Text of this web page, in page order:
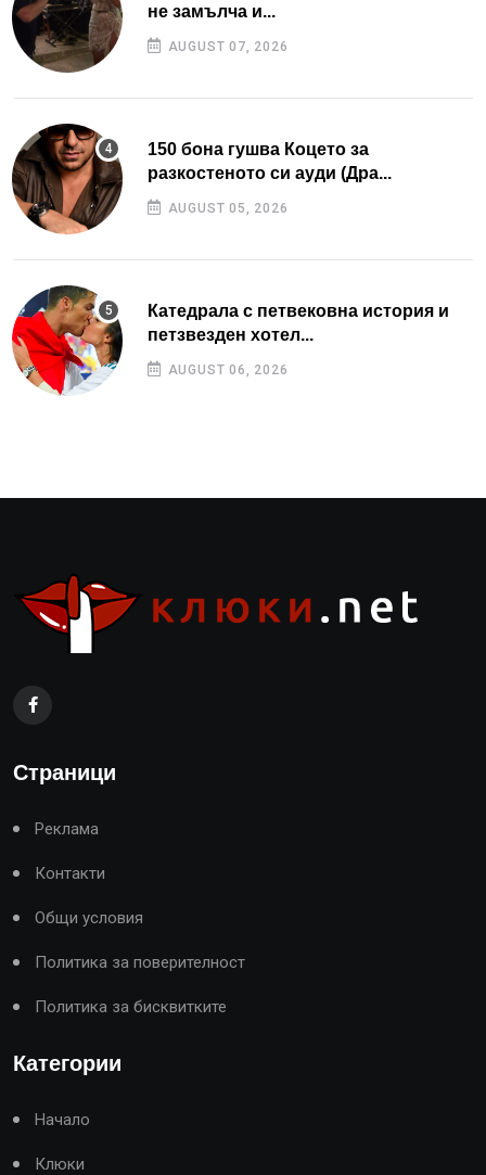
не замълча и...
AUGUST 07, 2026
150 бона гушва Коцето за
разкостеното си ауди (Дра...
AUGUST 05, 2026
Катедрала с петвековна история и
петзвезден хотел...
AUGUST 06, 2026
Страници
Реклама
Контакти
Общи условия
Политика за поверителност
Политика за бисквитките
Категории
Начало
Клюки